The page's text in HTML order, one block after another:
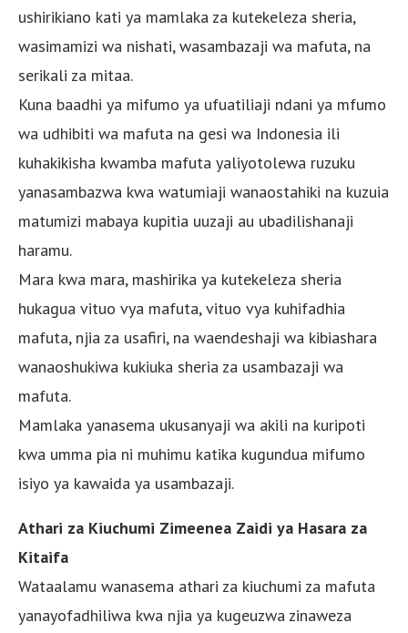
ushirikiano kati ya mamlaka za kutekeleza sheria,
wasimamizi wa nishati, wasambazaji wa mafuta, na
serikali za mitaa.
Kuna baadhi ya mifumo ya ufuatiliaji ndani ya mfumo
wa udhibiti wa mafuta na gesi wa Indonesia ili
kuhakikisha kwamba mafuta yaliyotolewa ruzuku
yanasambazwa kwa watumiaji wanaostahiki na kuzuia
matumizi mabaya kupitia uuzaji au ubadilishanaji
haramu.
Mara kwa mara, mashirika ya kutekeleza sheria
hukagua vituo vya mafuta, vituo vya kuhifadhia
mafuta, njia za usafiri, na waendeshaji wa kibiashara
wanaoshukiwa kukiuka sheria za usambazaji wa
mafuta.
Mamlaka yanasema ukusanyaji wa akili na kuripoti
kwa umma pia ni muhimu katika kugundua mifumo
isiyo ya kawaida ya usambazaji.
Athari za Kiuchumi Zimeenea Zaidi ya Hasara za
Kitaifa
Wataalamu wanasema athari za kiuchumi za mafuta
yanayofadhiliwa kwa njia ya kugeuzwa zinaweza